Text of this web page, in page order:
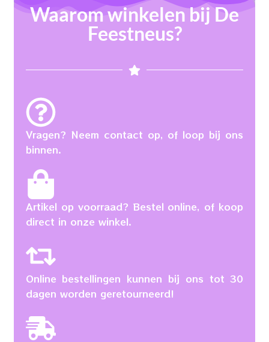
Waarom winkelen bij De
Feestneus?
Vragen? Neem contact op, of loop bij ons
binnen.
Artikel op voorraad? Bestel online, of koop
direct in onze winkel.
Online bestellingen kunnen bij ons tot 30
dagen worden geretourneerd!